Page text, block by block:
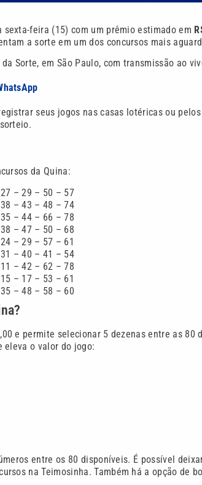
feira (15) com um prêmio estimado em
a sorte em um dos concursos mais
Sorte, em São Paulo, com transmissão ao
seus jogos nas casas lotéricas ou
da Quina:
– 29 – 50 – 57
– 43 – 48 – 74
– 44 – 66 – 78
– 47 – 50 – 68
– 29 – 57 – 61
– 40 – 41 – 54
– 42 – 62 – 78
– 17 – 53 – 61
– 48 – 58 – 60
e permite selecionar 5 dezenas entre as 80
eleva o valor do jogo:
entre os 80 disponíveis. É possível
na Teimosinha. Também há a opção de